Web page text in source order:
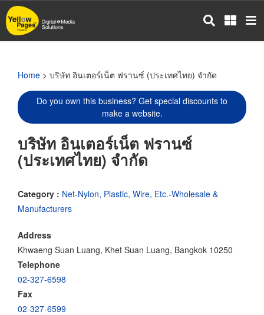
Skip
to
main
Home > บริษัท อินเตอร์เน็ต ฟรานซ์ (ประเทศไทย) จำกัด
Do you own this business? Get special discounts to
make a website.
บริษัท อินเตอร์เน็ต ฟรานซ์
(ประเทศไทย) จำกัด
Category : Net-Nylon, Plastic, Wire, Etc.-Wholesale &
Manufacturers
Address
Khwaeng Suan Luang, Khet Suan Luang, Bangkok 10250
Telephone
02-327-6598
Fax
02-327-6599